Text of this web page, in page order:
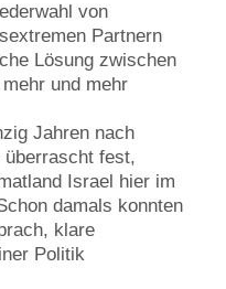
von
Partnern
Lösung zwischen
und mehr
Jahren nach
fest,
Israel hier im
damals konnten
klare
Politik